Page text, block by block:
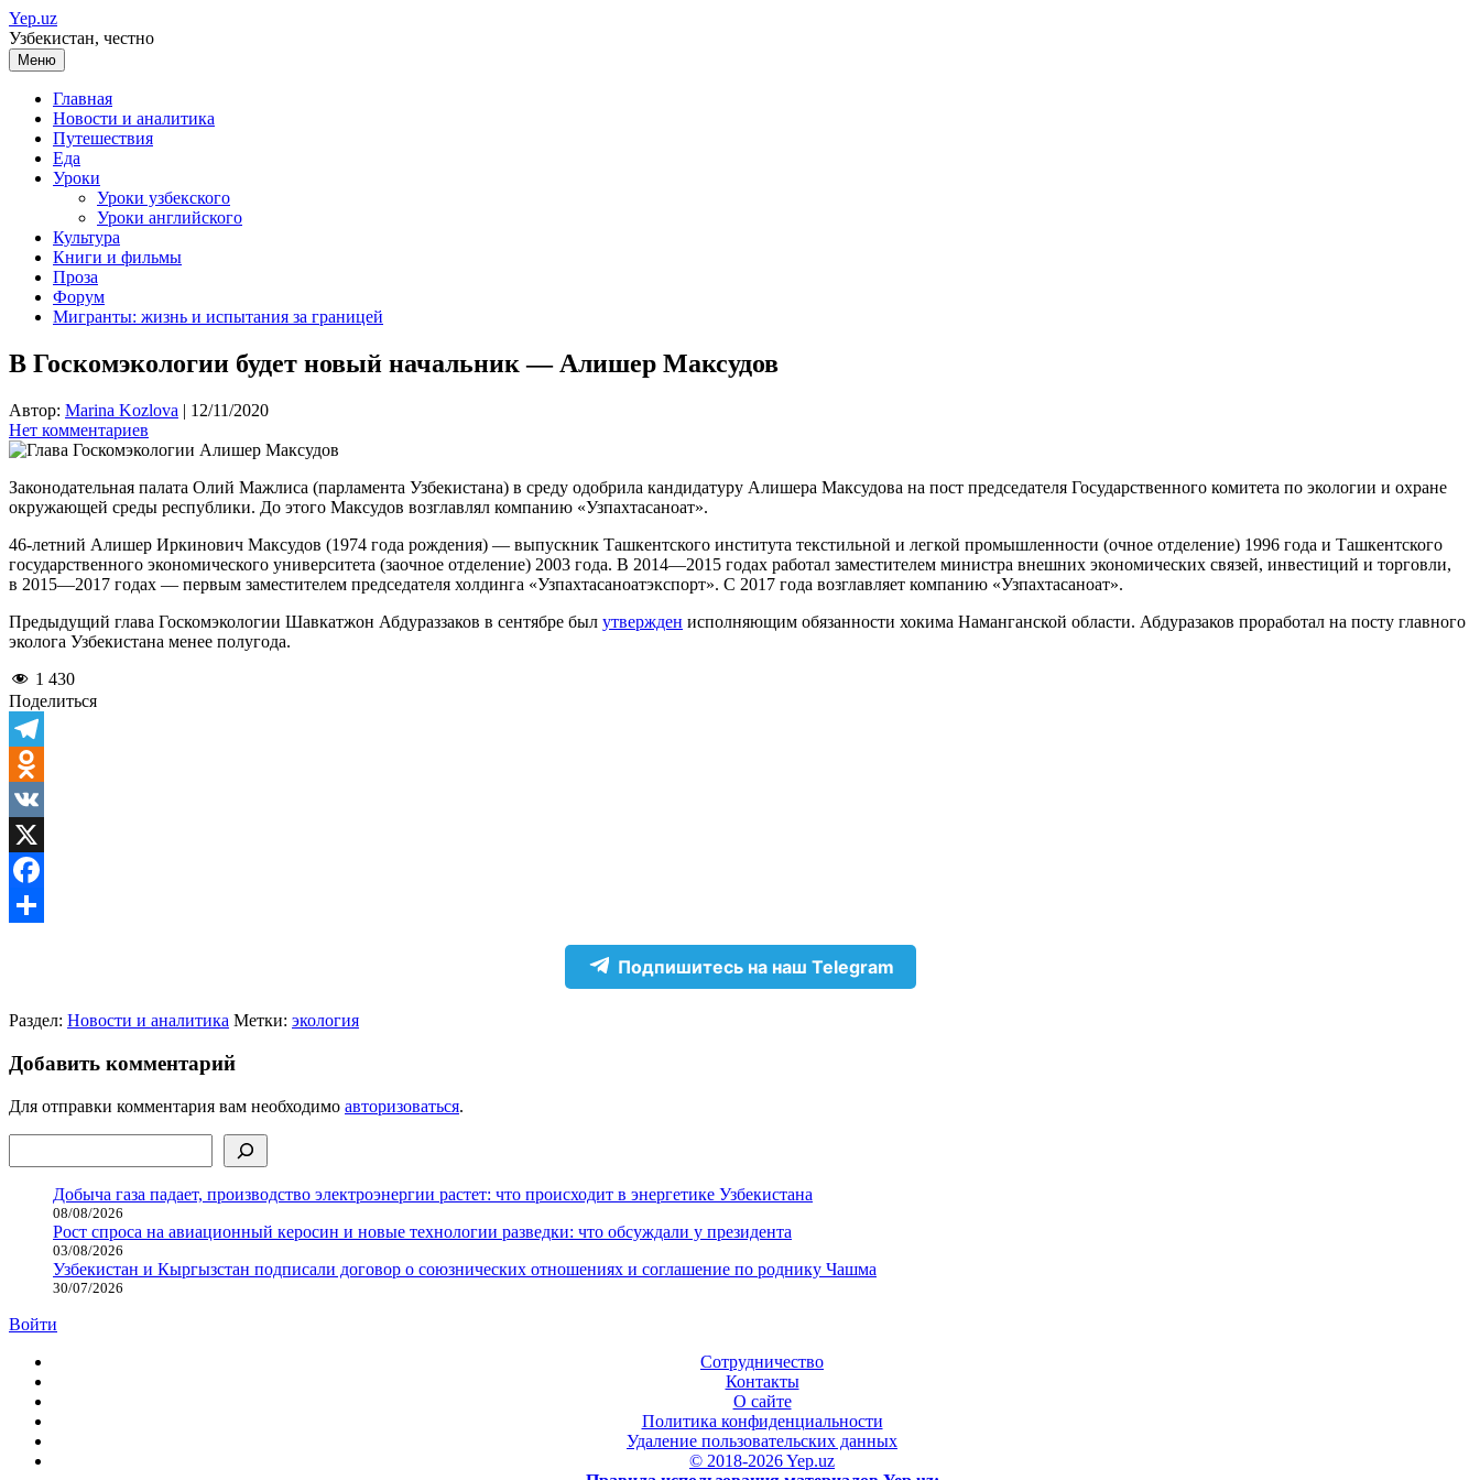
Перейти
к
содержимому
Yep.uz
Узбекистан, честно
Меню
Главная
Новости и аналитика
Путешествия
Еда
Уроки
Уроки узбекского
Уроки английского
Культура
Книги и фильмы
Проза
Форум
Мигранты: жизнь и испытания за границей
В Госкомэкологии будет новый начальник — Алишер Максудов
Автор: Marina Kozlova | 12/11/2020
Нет комментариев
Законодательная палата Олий Мажлиса (парламента Узбекистана) в среду одобрила кандидатуру Алишера Максудова на пост председателя Государственного комитета по экологии и охране
окружающей среды республики. До этого Максудов возглавлял компанию «Узпахтасаноат».
46-летний Алишер Иркинович Максудов (1974 года рождения) — выпускник Ташкентского института текстильной и легкой промышленности (очное отделение) 1996 года и Ташкентского
государственного экономического университета (заочное отделение) 2003 года. В 2014—2015 годах работал заместителем министра внешних экономических связей, инвестиций и торговли,
в 2015—2017 годах — первым заместителем председателя холдинга «Узпахтасаноатэкспорт». С 2017 года возглавляет компанию «Узпахтасаноат».
Предыдущий глава Госкомэкологии Шавкатжон Абдураззаков в сентябре был утвержден исполняющим обязанности хокима Наманганской области. Абдуразаков проработал на посту главного
эколога Узбекистана менее полугода.
1 430
Поделиться
Telegram
Odnoklassniki
VK
X
Facebook
Подпишитесь на наш Telegram
Раздел: Новости и аналитика Метки: экология
Добавить комментарий
Для отправки комментария вам необходимо авторизоваться.
Добыча газа падает, производство электроэнергии растет: что происходит в энергетике Узбекистана
08/08/2026
Рост спроса на авиационный керосин и новые технологии разведки: что обсуждали у президента
03/08/2026
Узбекистан и Кыргызстан подписали договор о союзнических отношениях и соглашение по роднику Чашма
30/07/2026
Войти
Сотрудничество
Контакты
О сайте
Политика конфиденциальности
Удаление пользовательских данных
© 2018-2026 Yep.uz